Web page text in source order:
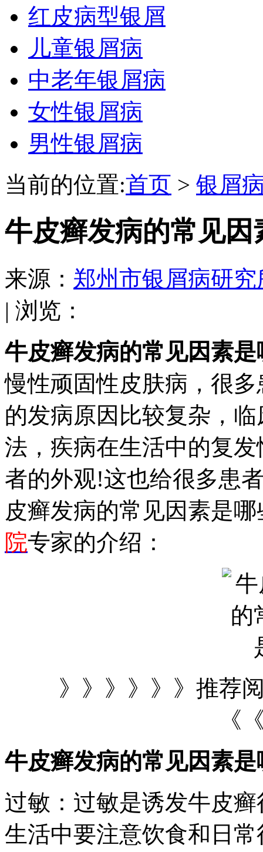
红皮病型银屑
儿童银屑病
中老年银屑病
女性银屑病
男性银屑病
当前的位置:首页 > 银屑
牛皮癣发病的常见因
来源： 郑州市银屑病研究
| 浏览：
牛皮癣发病的常见因素是
慢性顽固性皮肤病，很
的发病原因比较复杂，
法，疾病在生活中的复
者的外观!这也给很多患
皮癣发病的常见因素是
院专家的介绍：
》》》》》》推荐
《
牛皮癣发病的常见因素是
过敏：过敏是诱发牛皮
生活中要注意饮食和日